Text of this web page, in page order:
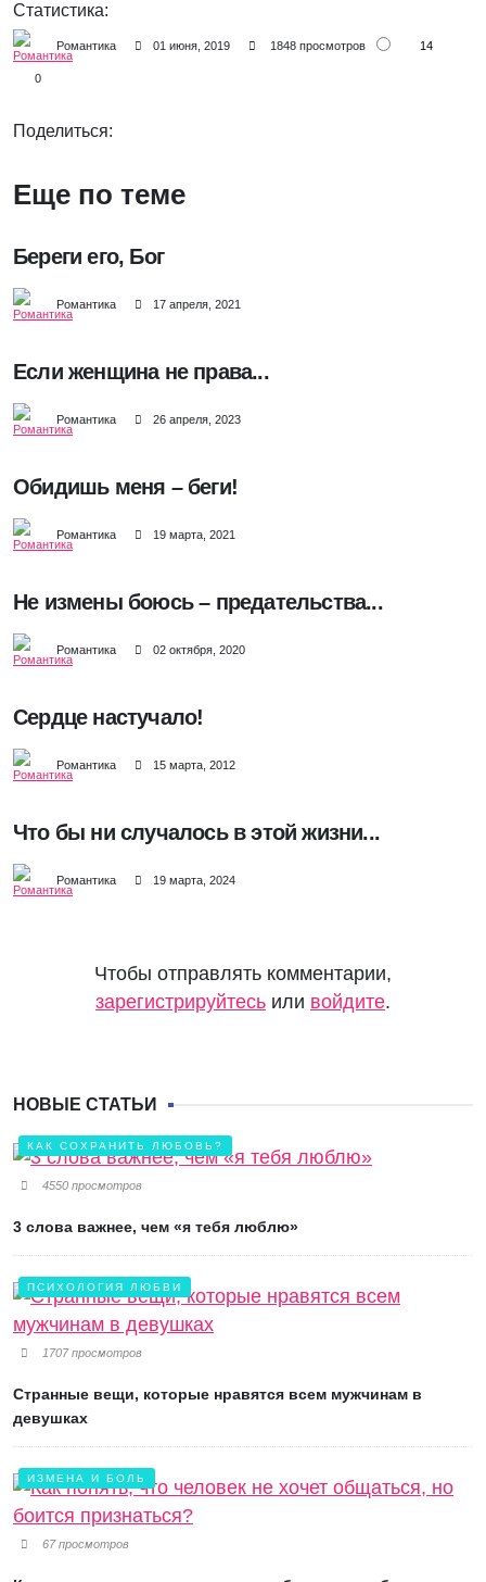
Статистика:
Романтика 01 июня, 2019 1848 просмотров 14
0
Поделиться:
Еще по теме
Береги его, Бог
Романтика 17 апреля, 2021
Если женщина не права...
Романтика 26 апреля, 2023
Обидишь меня – беги!
Романтика 19 марта, 2021
Не измены боюсь – предательства...
Романтика 02 октября, 2020
Сердце настучало!
Романтика 15 марта, 2012
Что бы ни случалось в этой жизни...
Романтика 19 марта, 2024
Чтобы отправлять комментарии,
зарегистрируйтесь или войдите.
НОВЫЕ СТАТЬИ
КАК СОХРАНИТЬ ЛЮБОВЬ?
4550 просмотров
3 слова важнее, чем «я тебя люблю»
ПСИХОЛОГИЯ ЛЮБВИ
1707 просмотров
Странные вещи, которые нравятся всем мужчинам в
девушках
ИЗМЕНА И БОЛЬ
67 просмотров